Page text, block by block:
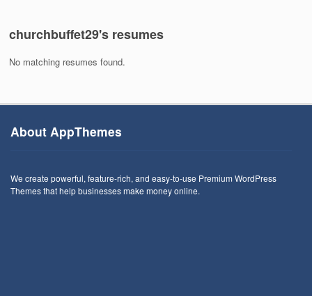
churchbuffet29's resumes
No matching resumes found.
About AppThemes
We create powerful, feature-rich, and easy-to-use Premium WordPress
Themes that help businesses make money online.